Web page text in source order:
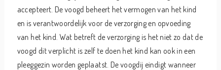
accepteert. De voogd beheert het vermogen van het kind
en is verantwoordelijk voor de verzorging en opvoeding
van het kind. Wat betreft de verzorging is het niet zo dat de
voogd dit verplicht is zelf te doen het kind kan ook in een
pleeggezin worden geplaatst. De voogdij eindigt wanneer